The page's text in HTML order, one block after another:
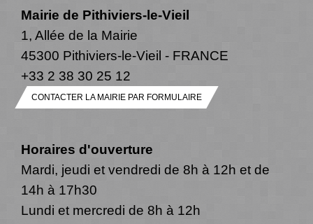
Mairie de Pithiviers-le-Vieil
1, Allée de la Mairie
45300 Pithiviers-le-Vieil - FRANCE
+33 2 38 30 25 12
CONTACTER LA MAIRIE PAR FORMULAIRE
Horaires d'ouverture
Mardi, jeudi et vendredi de 8h à 12h et de
14h à 17h30
Lundi et mercredi de 8h à 12h